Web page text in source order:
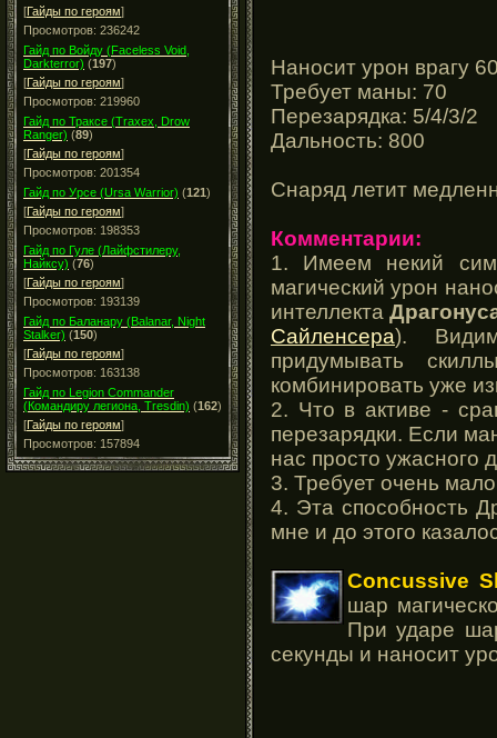
[Гайды по героям]
Просмотров: 236242
Гайд по Войду (Faceless Void,
Darkterror) (197)
[Гайды по героям]
Просмотров: 219960
Гайд по Траксе (Traxex, Drow
Ranger) (89)
[Гайды по героям]
Просмотров: 201354
Гайд по Урсе (Ursa Warrior) (121)
[Гайды по героям]
Просмотров: 198353
Гайд по Гуле (Лайфстилеру,
Найксу) (76)
[Гайды по героям]
Просмотров: 193139
Гайд по Баланару (Balanar, Night
Stalker) (150)
[Гайды по героям]
Просмотров: 163138
Гайд по Legion Commander
(Командиру легиона, Tresdin) (162)
[Гайды по героям]
Просмотров: 157894
Наносит урон врагу
Требует маны: 70
Перезарядка: 5/4/3/2
Дальность: 800
Снаряд летит
Комментарии:
1. Имеем некий
магический урон
интеллекта
Сайленсера).
придумывать
комбинировать уже
2. Что в активе -
перезарядки. Если
нас просто ужасного
3. Требует очень
4. Эта способность
мне и до этого
Concussive
шар
При ударе
секунды и наносит